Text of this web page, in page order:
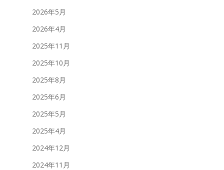
2026年5月
2026年4月
2025年11月
2025年10月
2025年8月
2025年6月
2025年5月
2025年4月
2024年12月
2024年11月